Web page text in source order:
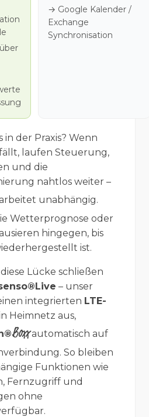
→ Google Kalender /
Exchange
Synchronisation
in der Praxis? Wenn
laufen Steuerung,
und die
nahtlos weiter –
unabhängig.
Wetterprognose oder
hingegen, bis
ist.
Lücke schließen
– unser
integrierten LTE-
Heimnetz aus,
Boxxautomatisch auf
So bleiben
Funktionen wie
Fernzugriff und
ohne